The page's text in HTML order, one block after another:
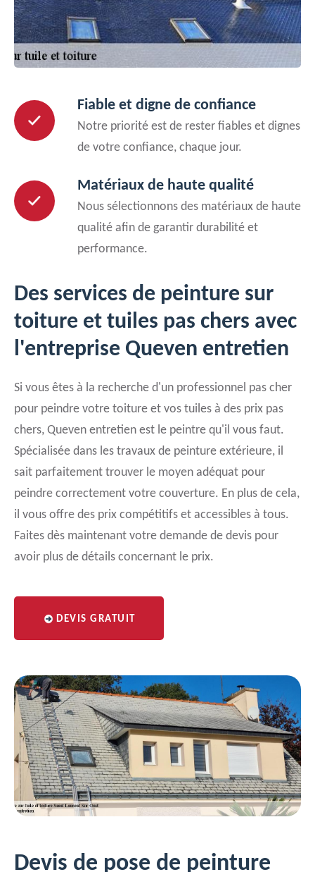
Fiable et digne de confiance
Notre priorité est de rester fiables et dignes
de votre confiance, chaque jour.
Matériaux de haute qualité
Nous sélectionnons des matériaux de haute
qualité afin de garantir durabilité et
performance.
Des services de peinture sur
toiture et tuiles pas chers avec
l'entreprise Queven entretien
Si vous êtes à la recherche d'un professionnel pas cher
pour peindre votre toiture et vos tuiles à des prix pas
chers, Queven entretien est le peintre qu'il vous faut.
Spécialisée dans les travaux de peinture extérieure, il
sait parfaitement trouver le moyen adéquat pour
peindre correctement votre couverture. En plus de cela,
il vous offre des prix compétitifs et accessibles à tous.
Faites dès maintenant votre demande de devis pour
avoir plus de détails concernant le prix.
DEVIS GRATUIT
Devis de pose de peinture